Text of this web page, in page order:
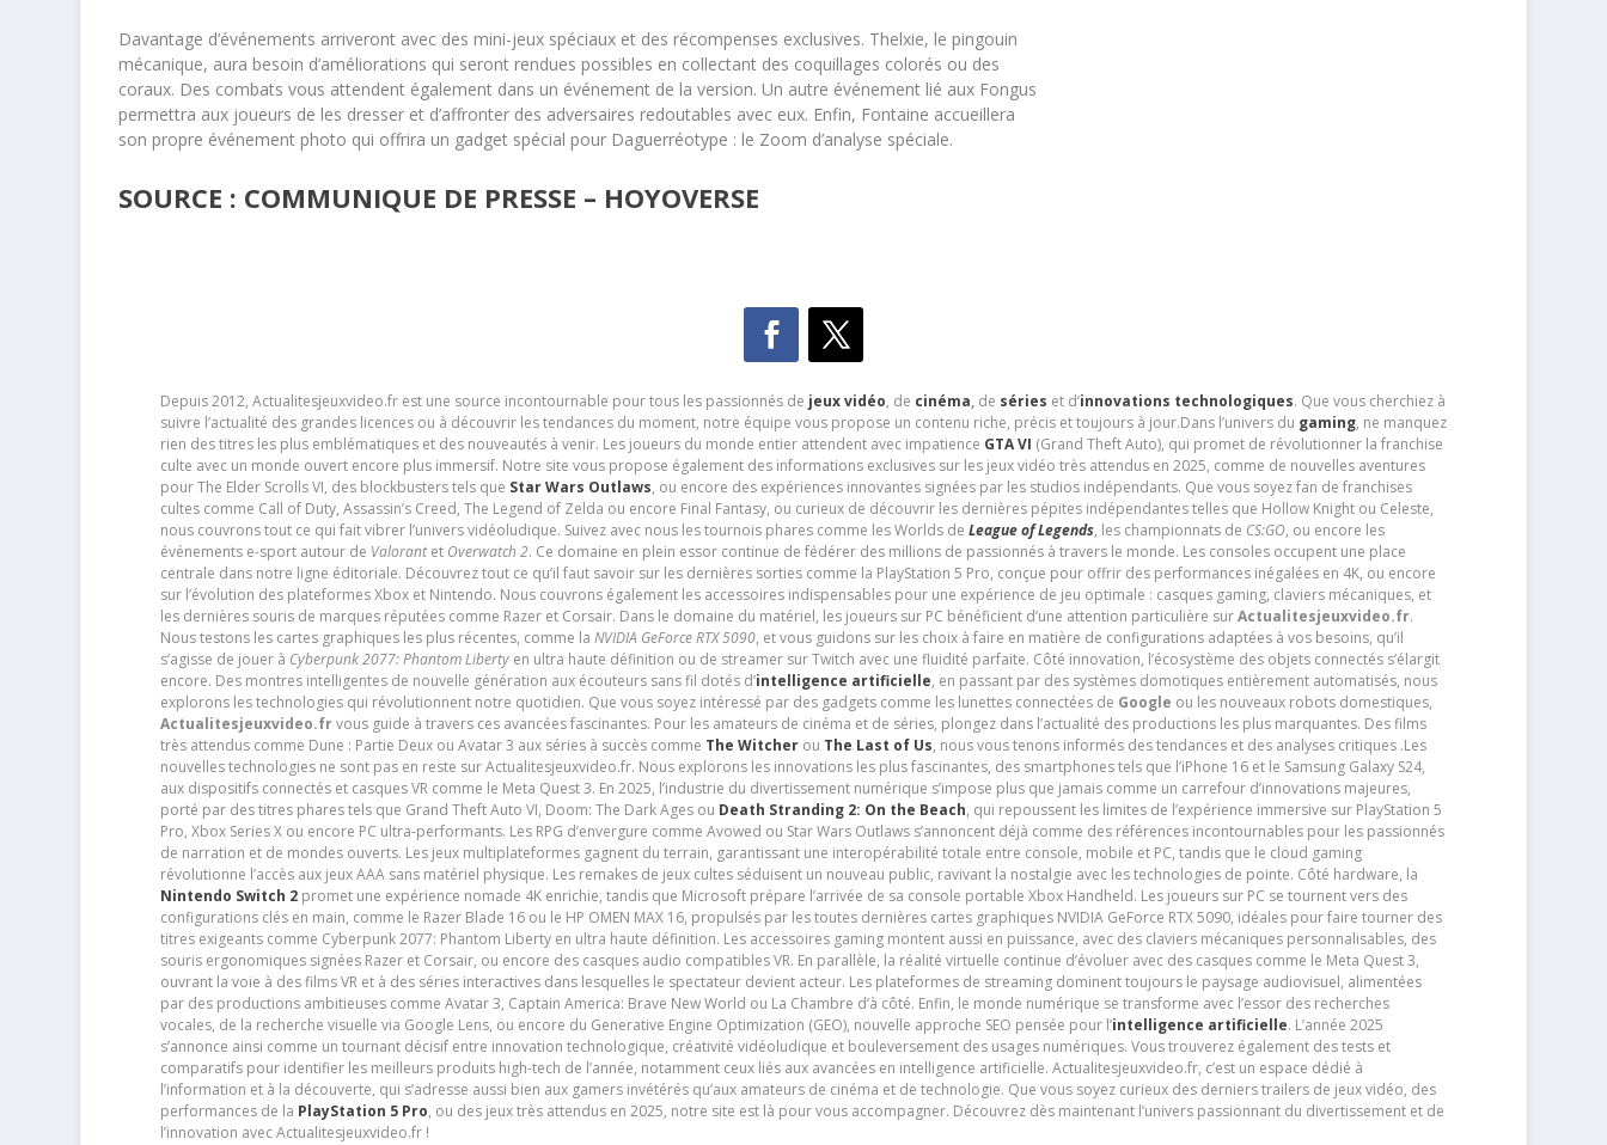
Davantage d’événements arriveront avec des mini-jeux spéciaux et des récompenses exclusives. Thelxie, le pingouin
mécanique, aura besoin d’améliorations qui seront rendues possibles en collectant des coquillages colorés ou des
coraux. Des combats vous attendent également dans un événement de la version. Un autre événement lié aux Fongus
permettra aux joueurs de les dresser et d’affronter des adversaires redoutables avec eux. Enfin, Fontaine accueillera
son propre événement photo qui offrira un gadget spécial pour Daguerréotype : le Zoom d’analyse spéciale.
SOURCE : COMMUNIQUE DE PRESSE – HOYOVERSE
Depuis 2012, Actualitesjeuxvideo.fr est une source incontournable pour tous les passionnés de jeux vidéo, de cinéma,de séries et d’innovations technologiques. Que vous cherchiez à
suivre l’actualité des grandes licences ou à découvrir les tendances du moment, notre équipe vous propose un contenu riche, précis et toujours à jour.Dans l’univers du gaming, ne manquez
rien des titres les plus emblématiques et des nouveautés à venir. Les joueurs du monde entier attendent avec impatience GTA VI (Grand Theft Auto), qui promet de révolutionner la franchise
culte avec un monde ouvert encore plus immersif. Notre site vous propose également des informations exclusives sur les jeux vidéo très attendus en 2025, comme de nouvelles aventures
pour The Elder Scrolls VI, des blockbusters tels que Star Wars Outlaws, ou encore des expériences innovantes signées par les studios indépendants. Que vous soyez fan de franchises
cultes comme Call of Duty, Assassin’s Creed, The Legend of Zelda ou encore Final Fantasy, ou curieux de découvrir les dernières pépites indépendantes telles que Hollow Knight ou Celeste,
nous couvrons tout ce qui fait vibrer l’univers vidéoludique. Suivez avec nous les tournois phares comme les Worlds de League of Legends, les championnats de CS:GO, ou encore les
événements e-sport autour de Valorantet Overwatch 2. Ce domaine en plein essor continue de fédérer des millions de passionnés à travers le monde. Les consoles occupent une place
centrale dans notre ligne éditoriale. Découvrez tout ce qu’il faut savoir sur les dernières sorties comme la PlayStation 5 Pro, conçue pour offrir des performances inégalées en 4K, ou encore
sur l’évolution des plateformes Xbox et Nintendo. Nous couvrons également les accessoires indispensables pour une expérience de jeu optimale : casques gaming, claviers mécaniques, et
les dernières souris de marques réputées comme Razer et Corsair. Dans le domaine du matériel, les joueurs sur PC bénéficient d’une attention particulière surActualitesjeuxvideo.fr.
Nous testons les cartes graphiques les plus récentes, comme la NVIDIA GeForce RTX 5090, et vous guidons sur les choix à faire en matière de configurations adaptées à vos besoins, qu’il
s’agisse de jouer à Cyberpunk 2077: Phantom Libertyen ultra haute définition ou de streamer sur Twitch avec une fluidité parfaite. Côté innovation, l’écosystème des objets connectés s’élargit
encore. Des montres intelligentes de nouvelle génération aux écouteurs sans fil dotés d’intelligence artificielle, en passant par des systèmes domotiques entièrement automatisés, nous
explorons les technologies qui révolutionnent notre quotidien. Que vous soyez intéressé par des gadgets comme les lunettes connectées de Google ou les nouveaux robots domestiques,
Actualitesjeuxvideo.frvous guide à travers ces avancées fascinantes. Pour les amateurs de cinéma et de séries, plongez dans l’actualité des productions les plus marquantes. Des films
très attendus comme Dune : Partie Deux ou Avatar 3 aux séries à succès comme The Witcherou The Last of Us, nous vous tenons informés des tendances et des analyses critiques .Les
nouvelles technologies ne sont pas en reste sur Actualitesjeuxvideo.fr. Nous explorons les innovations les plus fascinantes, des smartphones tels que l’iPhone 16 et le Samsung Galaxy S24,
aux dispositifs connectés et casques VR comme le Meta Quest 3. En 2025, l’industrie du divertissement numérique s’impose plus que jamais comme un carrefour d’innovations majeures,
porté par des titres phares tels que Grand Theft Auto VI, Doom: The Dark Ages ou Death Stranding 2: On the Beach, qui repoussent les limites de l’expérience immersive sur PlayStation 5
Pro, Xbox Series X ou encore PC ultra-performants. Les RPG d’envergure comme Avowed ou Star Wars Outlaws s’annoncent déjà comme des références incontournables pour les passionnés
de narration et de mondes ouverts. Les jeux multiplateformes gagnent du terrain, garantissant une interopérabilité totale entre console, mobile et PC, tandis que le cloud gaming
révolutionne l’accès aux jeux AAA sans matériel physique. Les remakes de jeux cultes séduisent un nouveau public, ravivant la nostalgie avec les technologies de pointe. Côté hardware, la
Nintendo Switch 2promet une expérience nomade 4K enrichie, tandis que Microsoft prépare l’arrivée de sa console portable Xbox Handheld. Les joueurs sur PC se tournent vers des
configurations clés en main, comme le Razer Blade 16 ou le HP OMEN MAX 16, propulsés par les toutes dernières cartes graphiques NVIDIA GeForce RTX 5090, idéales pour faire tourner des
titres exigeants comme Cyberpunk 2077: Phantom Liberty en ultra haute définition. Les accessoires gaming montent aussi en puissance, avec des claviers mécaniques personnalisables, des
souris ergonomiques signées Razer et Corsair, ou encore des casques audio compatibles VR. En parallèle, la réalité virtuelle continue d’évoluer avec des casques comme le Meta Quest 3,
ouvrant la voie à des films VR et à des séries interactives dans lesquelles le spectateur devient acteur. Les plateformes de streaming dominent toujours le paysage audiovisuel, alimentées
par des productions ambitieuses comme Avatar 3, Captain America: Brave New World ou La Chambre d’à côté. Enfin, le monde numérique se transforme avec l’essor des recherches
vocales, de la recherche visuelle via Google Lens, ou encore du Generative Engine Optimization (GEO), nouvelle approche SEO pensée pour l’intelligence artificielle. L’année 2025
s’annonce ainsi comme un tournant décisif entre innovation technologique, créativité vidéoludique et bouleversement des usages numériques. Vous trouverez également des tests et
comparatifs pour identifier les meilleurs produits high-tech de l’année, notamment ceux liés aux avancées en intelligence artificielle. Actualitesjeuxvideo.fr, c’est un espace dédié à
l’information et à la découverte, qui s’adresse aussi bien aux gamers invétérés qu’aux amateurs de cinéma et de technologie. Que vous soyez curieux des derniers trailers de jeux vidéo, des
performances de la PlayStation 5 Pro, ou des jeux très attendus en 2025, notre site est là pour vous accompagner. Découvrez dès maintenant l’univers passionnant du divertissement et de
l’innovation avec Actualitesjeuxvideo.fr !